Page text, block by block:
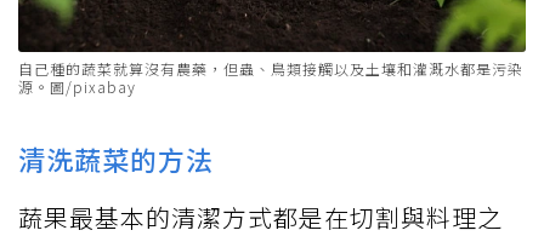
自己種的蔬菜就算沒有農藥，但蟲、鳥類接觸以及土壤和灌溉水都是污染
源。圖/pixabay
清洗蔬菜的方法
蔬果最基本的清潔方式都是在切割與料理之